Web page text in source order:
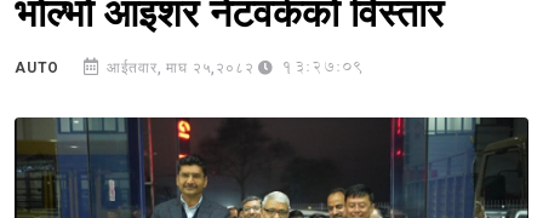
भोल्भो आइशर नेटवर्कको विस्तार
AUTO आईतवार, माघ २५,२०८२ 13:27:09